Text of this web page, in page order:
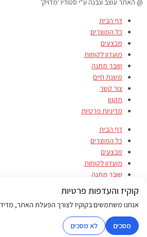
@ האתר עוצב ונבנה ע"י סטודיו 'מדויק'
דף הבית
כל המוצרים
מבצעים
מועדון לקוחות
שובר מתנה
משנת חיים
צור קשר
תקנון
מדיניות פרטיות
דף הבית
כל המוצרים
מבצעים
מועדון לקוחות
שובר מתנה
צור קשר
תקנון
מדיניות פרטיות
קוקיז והעדפות פרטיות
אנחנו משתמשים בקוקיז לצורך הפעלת האתר, מדידה
מסכים לא מסכים